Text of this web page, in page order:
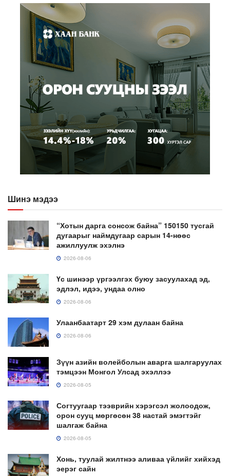
Шинэ мэдээ
“Хотын дарга сонсож байна” 150150 тусгай
дугаарыг наймдугаар сарын 14-нөөс
ажиллуулж эхэлнэ
2026-08-06
Үс шинээр үргээлгэх буюу засуулахад эд,
эдлэл, идээ, ундаа олно
2026-08-06
Улаанбаатарт 29 хэм дулаан байна
2026-08-06
Зүүн азийн волейболын аварга шалгаруулах
тэмцээн Монгол Улсад эхэллээ
2026-08-05
Согтуугаар тээврийн хэрэгсэл жолоодож,
орон сууц мөргөсөн 38 настай эмэгтэйг
шалгаж байна
2026-08-05
Хонь, туулай жилтнээ аливаа үйлийг хийхэд
эерэг сайн